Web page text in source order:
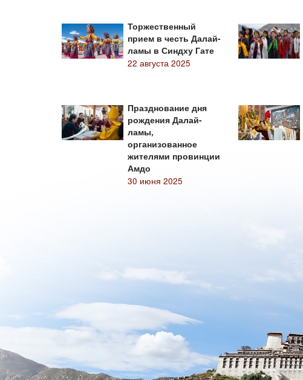
Торжественный
прием в честь Далай-
ламы в Синдху Гате
22 августа 2025
Празднование дня
рождения Далай-
ламы,
организованное
жителями провинции
Амдо
30 июня 2025